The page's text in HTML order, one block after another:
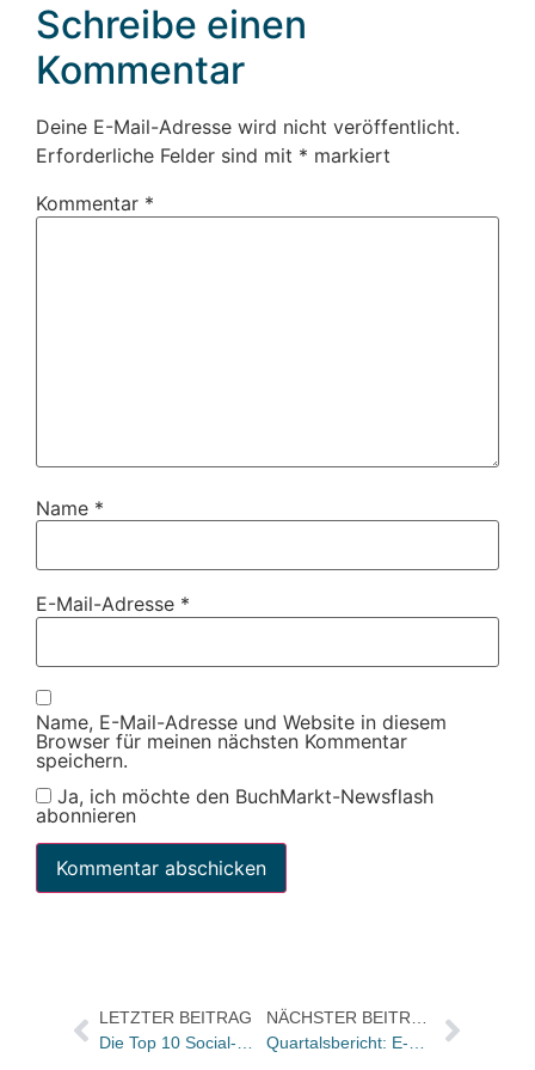
Schreibe einen
Kommentar
Deine E-Mail-Adresse wird nicht veröffentlicht.
Erforderliche Felder sind mit * markiert
Kommentar *
Name *
E-Mail-Adresse *
Name, E-Mail-Adresse und Website in diesem
Browser für meinen nächsten Kommentar
speichern.
Ja, ich möchte den BuchMarkt-Newsflash
abonnieren
LETZTER BEITRAG